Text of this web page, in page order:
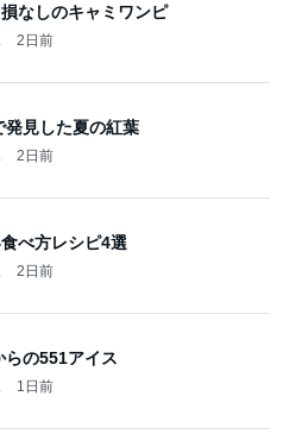
なしのキャミワンピ
2日前
発見した夏の紅葉
2日前
べ方レシピ4選
2日前
らの551アイス
1日前